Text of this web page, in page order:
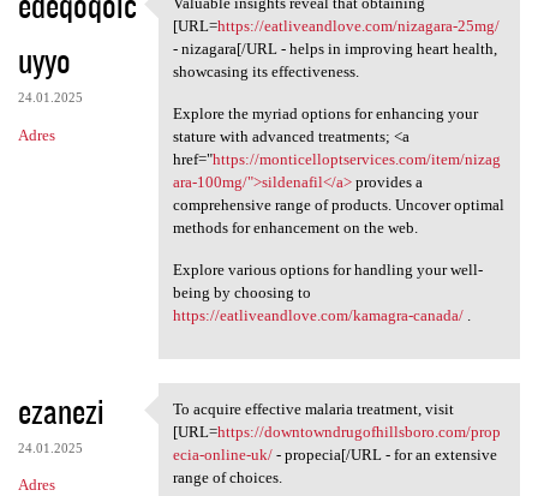
uyyo
24.01.2025
Adres
Valuable insights reveal that
[URL=https://eatliveandlove.com/nizagara-25mg/
- nizagara[/URL - helps in improving heart health,
showcasing its effectiveness.
Explore the myriad options for enhancing your
stature with advanced treatments; <a
href="https://monticelloptservices.com/item/nizag
ara-100mg/">sildenafil</a>provides a
comprehensive range of products. Uncover optimal
methods for enhancement on the web.
Explore various options for handling your well-
being by choosing to
https://eatliveandlove.com/kamagra-canada/.
ezanezi
24.01.2025
Adres
To acquire effective malaria
To acquire effective malaria treatment, visit
[URL=https://downtowndrugofhillsboro.com/prop
ecia-online-uk/- propecia[/URL - for an extensive
range of choices.